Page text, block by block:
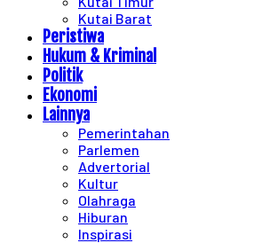
Kutai Barat
Peristiwa
Hukum & Kriminal
Politik
Ekonomi
Lainnya
Pemerintahan
Parlemen
Advertorial
Kultur
Olahraga
Hiburan
Inspirasi